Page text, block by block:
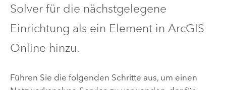
Solver für die nächstgelegene
Einrichtung als ein Element in ArcGIS
Online hinzu.
Führen Sie die folgenden Schritte aus, um einen